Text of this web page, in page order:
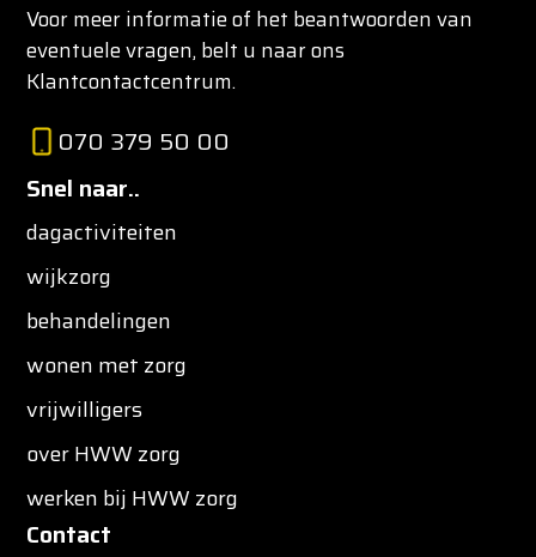
Voor meer informatie of het beantwoorden van
eventuele vragen, belt u naar ons
Klantcontactcentrum.
070 379 50 00
Snel naar..
dagactiviteiten
wijkzorg
behandelingen
wonen met zorg
vrijwilligers
over HWW zorg
werken bij HWW zorg
Contact